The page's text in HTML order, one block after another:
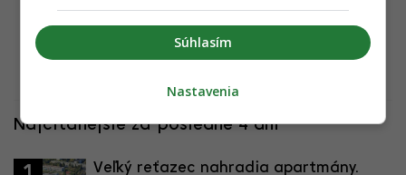
01.10.2021 15:22:13
Najčítanejšie za posledné 4 dni
Veľký reťazec nahradia apartmány.
Súhlasím
Nastavenia